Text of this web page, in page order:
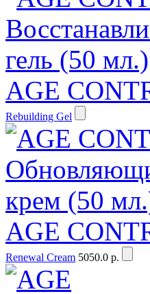
AGE
Rebuilding Gel
AGE
Renewal Cream 5050.0 р.